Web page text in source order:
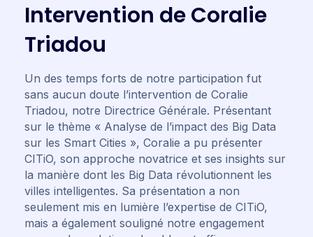
Intervention deCoralie
Triadou
Un des temps forts de notre participation fut
sans aucun doute l’intervention de Coralie
Triadou, notre Directrice Générale. Présentant
sur le thème « Analyse de l’impact des Big Data
sur les Smart Cities », Coralie a pu présenter
CITiO, son approche novatrice et ses insights sur
la manière dont les Big Data révolutionnent les
villes intelligentes. Sa présentation a non
seulement mis en lumière l’expertise de CITiO,
mais a également souligné notre engagement